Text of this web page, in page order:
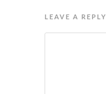
LEAVE A REPLY